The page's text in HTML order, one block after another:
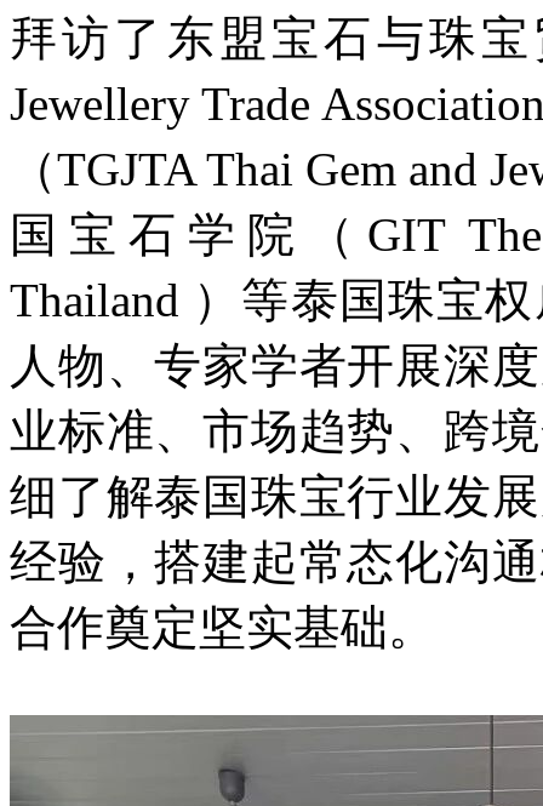
拜访了东盟宝石与珠宝
Jewellery Trade
（TGJTA Thai Gem and
国宝石学院（GIT The
Thailand ）等泰国珠宝
人物、专家学者开展深
业标准、市场趋势、跨
细了解泰国珠宝行业发
经验，搭建起常态化沟
合作奠定坚实基础。